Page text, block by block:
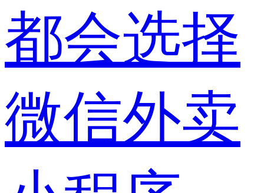
都会选择
微信外卖